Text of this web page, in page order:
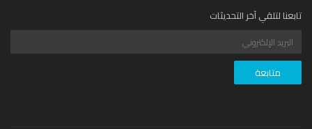
لتلقي آخر التحديثات